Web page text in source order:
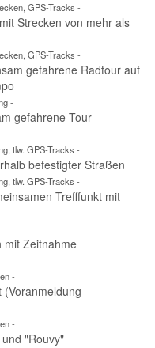
GPS-Tracks -
Strecken von mehr als
GPS-Tracks -
gefahrene Radtour auf
-
gefahrene Tour
tlw. GPS-Tracks -
befestigter Straßen
tlw. GPS-Tracks -
Trefffunkt mit
mit Zeitnahme
-
-
"Rouvy"